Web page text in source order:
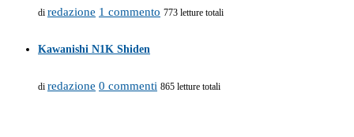
di redazione 1 commento 773 letture totali
Kawanishi N1K Shiden
di redazione 0 commenti 865 letture totali